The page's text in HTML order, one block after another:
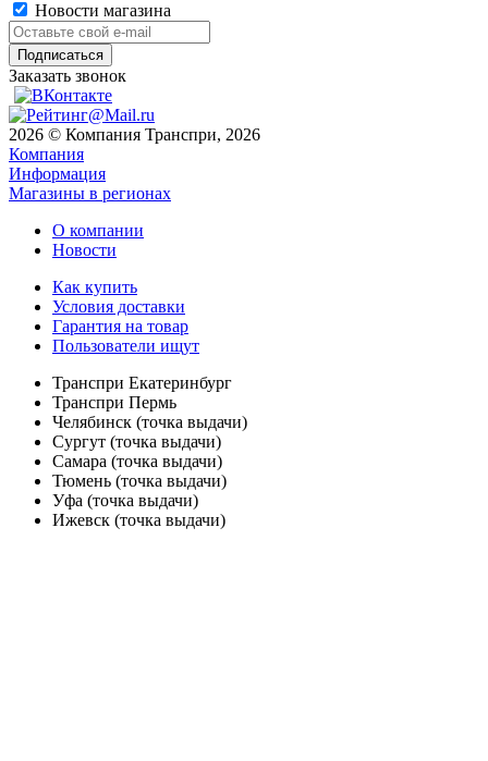
Новости магазина
Заказать звонок
2026 © Компания Транспри, 2026
Компания
Информация
Магазины в регионах
О компании
Новости
Как купить
Условия доставки
Гарантия на товар
Пользователи ищут
Транспри Екатеринбург
Транспри Пермь
Челябинск (точка выдачи)
Сургут (точка выдачи)
Самара (точка выдачи)
Тюмень (точка выдачи)
Уфа (точка выдачи)
Ижевск (точка выдачи)